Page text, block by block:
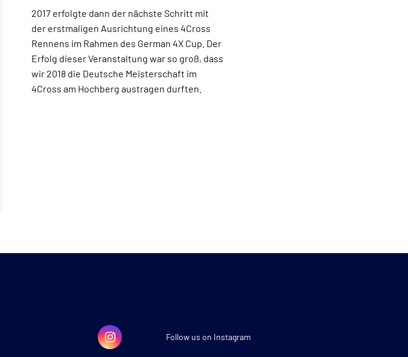
2017 erfolgte dann der nächste Schritt mit
der erstmaligen Ausrichtung eines 4Cross
Rennens im Rahmen des German 4X Cup. Der
Erfolg dieser Veranstaltung war so groß, dass
wir 2018 die Deutsche Meisterschaft im
4Cross am Hochberg austragen durften.
Follow us on Instagram